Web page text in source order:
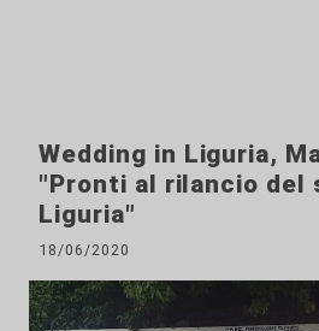
Wedding in Liguria,
"Pronti al rilancio del
Liguria"
18/06/2020